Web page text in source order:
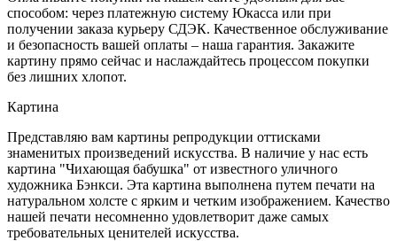
способом: через платежную систему Юкасса или при
получении заказа курьеру СДЭК. Качественное обслуживание
и безопасность вашей оплаты – наша гарантия. Закажите
картину прямо сейчас и наслаждайтесь процессом покупки
без лишних хлопот.
Картина
Представляю вам картины репродукции оттисками
знаменитых произведений искусства. В наличие у нас есть
картина "Чихающая бабушка" от известного уличного
художника Бэнкси. Эта картина выполнена путем печати на
натуральном холсте с ярким и четким изображением. Качество
нашей печати несомненно удовлетворит даже самых
требовательных ценителей искусства.